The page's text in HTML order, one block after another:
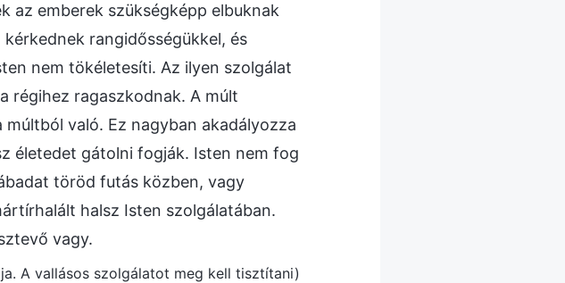
az emberek szükségképp elbuknak
rangidősségükkel, és
nem tökéletesíti. Az ilyen szolgálat
régihez ragaszkodnak. A múlt
való. Ez nagyban akadályozza
életedet gátolni fogják. Isten nem fog
töröd futás közben, vagy
halsz Isten szolgálatában.
vagy.
A vallásos szolgálatot meg kell tisztítani)